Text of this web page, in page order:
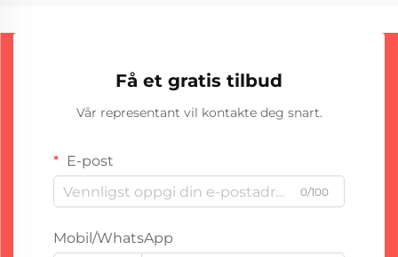
Få et gratis tilbud
Vår representant vil kontakte deg snart.
E-post
0/100
Mobil/WhatsApp